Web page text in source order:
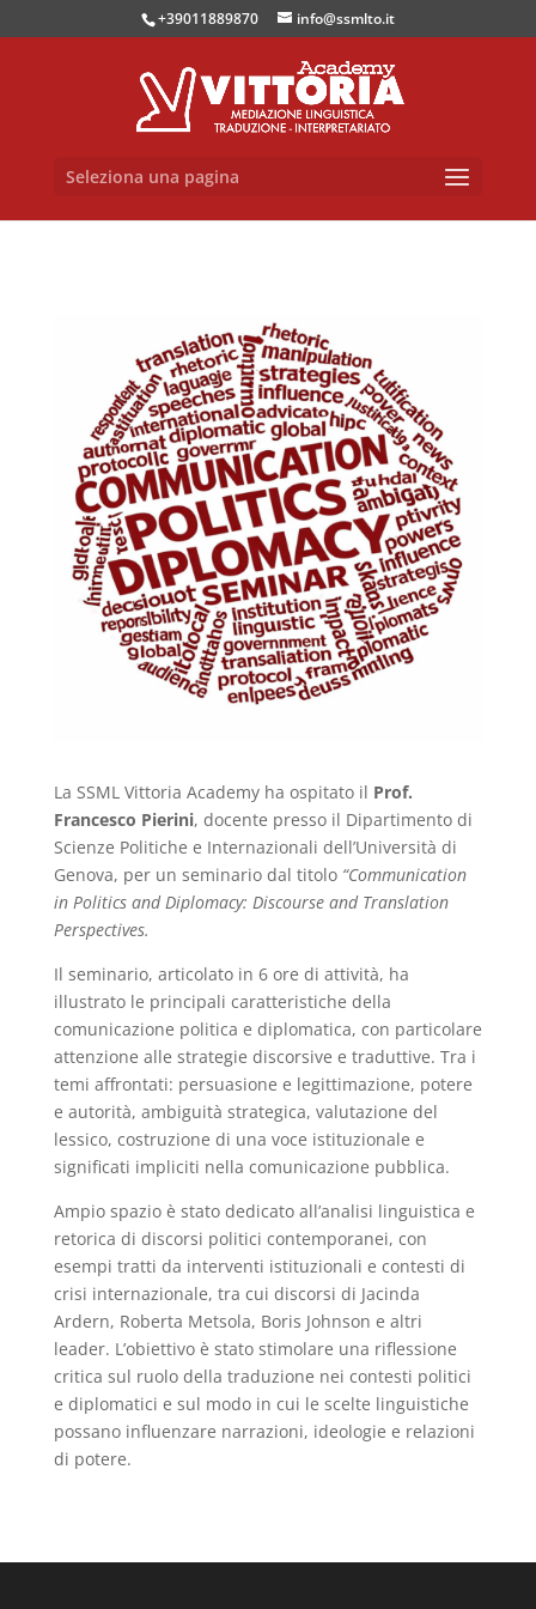
+39011889870 info@ssmlto.it
Seleziona una pagina
La SSML Vittoria Academy ha ospitato il Prof.
Francesco Pierini, docente presso il Dipartimento di
Scienze Politiche e Internazionali dell’Università di
Genova, per un seminario dal titolo “Communication
in Politics and Diplomacy: Discourse and Translation
Perspectives.
Il seminario, articolato in 6 ore di attività, ha
illustrato le principali caratteristiche della
comunicazione politica e diplomatica, con particolare
attenzione alle strategie discorsive e traduttive. Tra i
temi affrontati: persuasione e legittimazione, potere
e autorità, ambiguità strategica, valutazione del
lessico, costruzione di una voce istituzionale e
significati impliciti nella comunicazione pubblica.
Ampio spazio è stato dedicato all’analisi linguistica e
retorica di discorsi politici contemporanei, con
esempi tratti da interventi istituzionali e contesti di
crisi internazionale, tra cui discorsi di Jacinda
Ardern, Roberta Metsola, Boris Johnson e altri
leader. L’obiettivo è stato stimolare una riflessione
critica sul ruolo della traduzione nei contesti politici
e diplomatici e sul modo in cui le scelte linguistiche
possano influenzare narrazioni, ideologie e relazioni
di potere.